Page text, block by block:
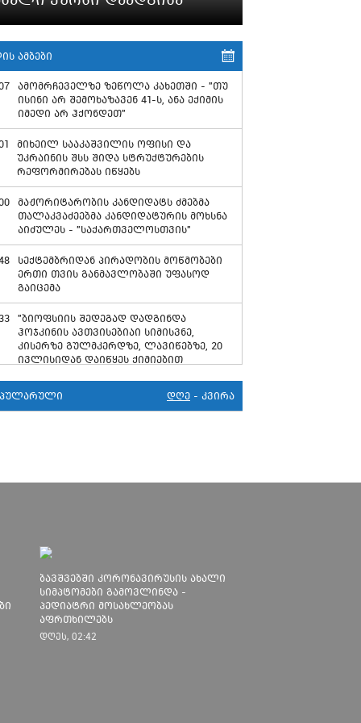
ამბები
ამომრჩეველზე ზეწოლა კახეთში - "თუ
ისინი არ შემოხაზავენ 41-ს, ანა ექიმის
იმედი არ ჰქონდეთ"
მიხეილ სააკაშვილის ოფისი და
უკრაინის შსს შიდა სტრუქტურების
რეფორმირებას იწყებს
მაჟორიტარობის კანდიდატს ძმებმა
თალაკვაძეებმა კანდიდატურის მოხსნა
აიძულეს - "საქართველოსთვის"
სექტემბრიდან პირადობის მოწმობები
ერთი თვის განმავლობაში უფასოდ
გაიცემა
"ბიოფსიის შედეგად დადგინდა
ჰოჯკინის ავთვისებიაი სიმისვნე,
კისერზე გულმკერდზე, ლავიწებზე, 20
ივლისიდან დაიწყეს ქიმიებით
სუს უარყოფს, რომ ვაგნერის წევრი
ახლა საქართველოშია
ეროვნულმა ბანკმა ლარის ახალი
კურსი დაადგინა
გაბუნია: სკოლებში სწავლას ვერ
დღე - კვირა
ბავშვებში კორონავირუსის ახალი
სიმპტომები გამოვლინდა -
პედიატრი მოსახლეობას
აფრთხილებს
დღეს, 02:42